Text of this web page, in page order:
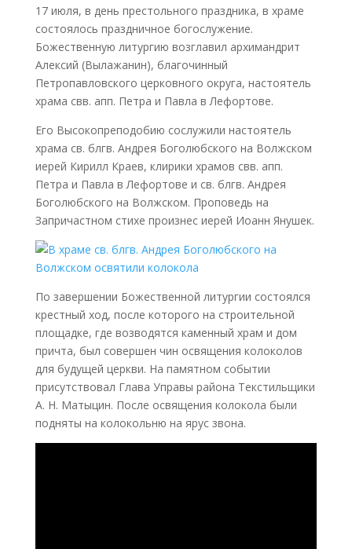
17 июля, в день престольного праздника, в храме
состоялось праздничное богослужение.
Божественную литургию возглавил архимандрит
Алексий (Вылажанин), благочинный
Петропавловского церковного округа, настоятель
храма свв. апп. Петра и Павла в Лефортове.
Его Высокопреподобию сослужили настоятель
храма св. блгв. Андрея Боголюбского на Волжском
иерей Кирилл Краев, клирики храмов свв. апп.
Петра и Павла в Лефортове и св. блгв. Андрея
Боголюбского на Волжском. Проповедь на
Запричастном стихе произнес иерей Иоанн Янушек.
По завершении Божественной литургии состоялся
крестный ход, после которого на строительной
площадке, где возводятся каменный храм и дом
причта, был совершен чин освящения колоколов
для будущей церкви. На памятном событии
присутствовал Глава Управы района Текстильщики
А. Н. Матыцин. После освящения колокола были
подняты на колокольню на ярус звона.